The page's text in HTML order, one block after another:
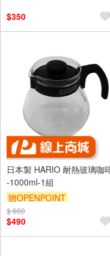
$350
日本製 HARIO 耐熱玻璃咖
-1000ml-1組
贈OPENPOINT
$ 600
$490